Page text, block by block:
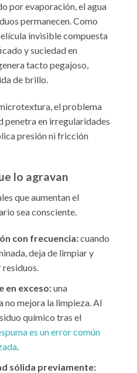
por evaporación, el agua
permanecen. Como
invisible compuesta
y suciedad en
tacto pegajoso,
de brillo.
el problema
penetra en irregularidades
presión ni fricción
lo agravan
que aumentan el
sea consciente.
con frecuencia:cuando
deja de limpiar y
en exceso:una
no mejora la limpieza. Al
químico tras el
es un error común
.
sólida previamente: